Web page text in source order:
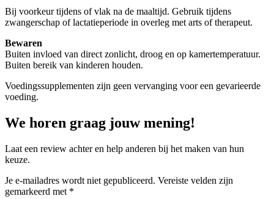
Bij voorkeur tijdens of vlak na de maaltijd. Gebruik tijdens
zwangerschap of lactatieperiode in overleg met arts of therapeut.
Bewaren
Buiten invloed van direct zonlicht, droog en op kamertemperatuur.
Buiten bereik van kinderen houden.
Voedingssupplementen zijn geen vervanging voor een gevarieerde
voeding.
We horen graag jouw mening!
Laat een review achter en help anderen bij het maken van hun
keuze.
Je e-mailadres wordt niet gepubliceerd. Vereiste velden zijn
gemarkeerd met *